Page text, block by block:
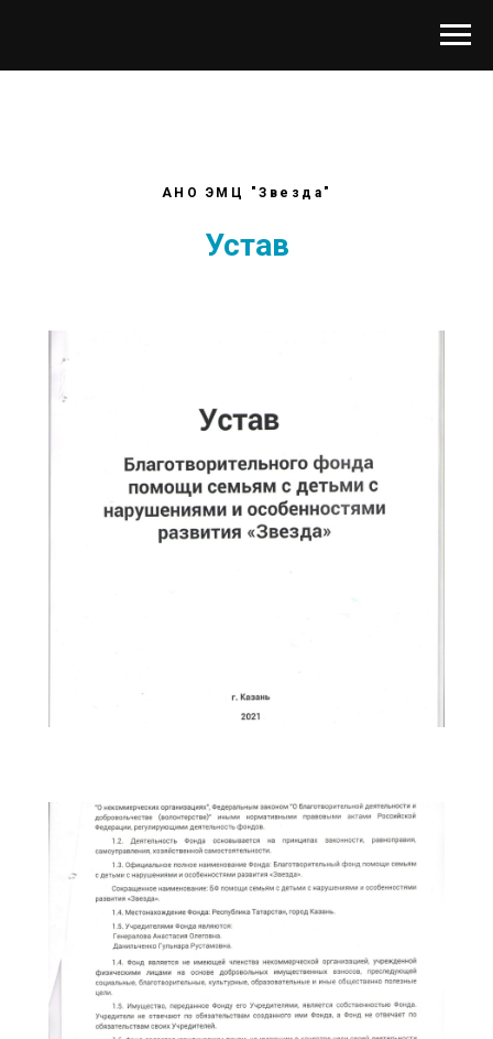
АНО ЭМЦ "Звезда"
Устав